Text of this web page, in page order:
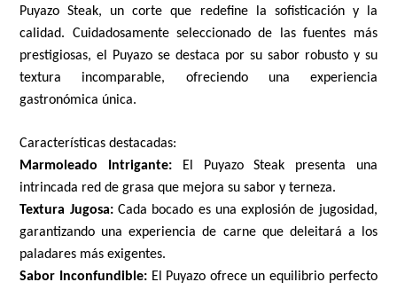
Puyazo Steak, un corte que redefine la sofisticación y la
calidad. Cuidadosamente seleccionado de las fuentes más
prestigiosas, el Puyazo se destaca por su sabor robusto y su
textura incomparable, ofreciendo una experiencia
gastronómica única.
Características destacadas:
Marmoleado Intrigante: El Puyazo Steak presenta una
intrincada red de grasa que mejora su sabor y terneza.
Textura Jugosa:Cada bocado es una explosión de jugosidad,
garantizando una experiencia de carne que deleitará a los
paladares más exigentes.
Sabor Inconfundible: El Puyazo ofrece un equilibrio perfecto